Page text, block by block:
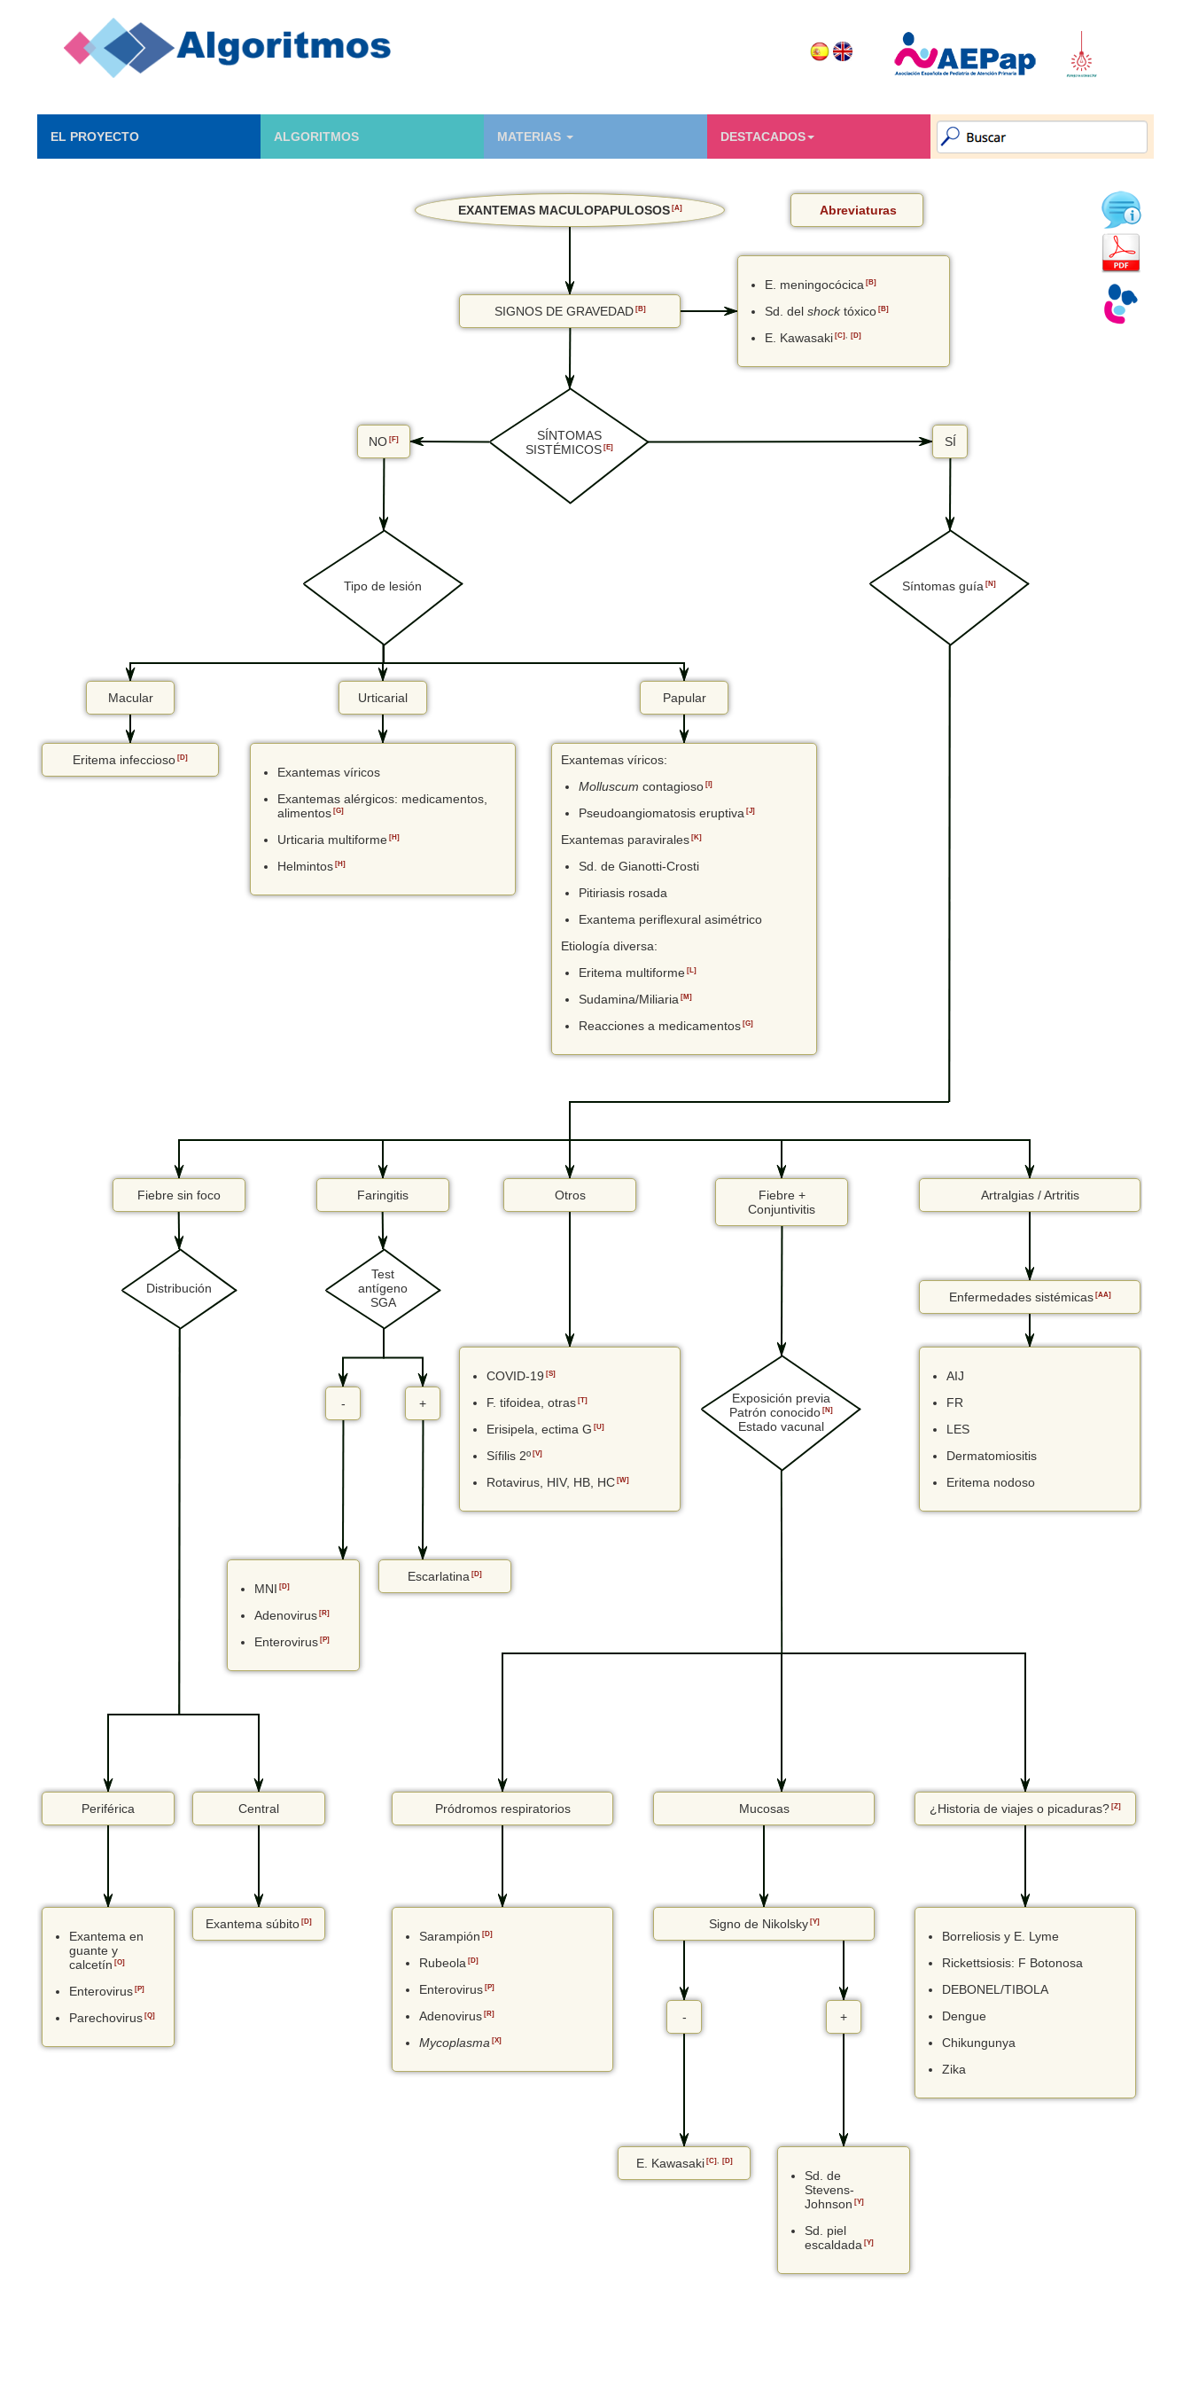
EL PROYECTO ALGORITMOS MATERIAS DESTACADOS
EXANTEMAS MACULOPAPULOSOS [A] Abreviaturas
SIGNOS DE GRAVEDAD [B]
E. meningocócica [B]
Sd. del shocktóxico [B]
E. Kawasaki [C], [D]
NO [F]
SÍNTOMAS
SISTÉMICOS [E] SÍ
Tipo de lesión Síntomas guía [N]
Macular Urticarial Papular
Eritema infeccioso [D]
Exantemas víricos
Exantemas alérgicos: medicamentos,
alimentos [G]
Urticaria multiforme [H]
Helmintos [H]
Exantemas víricos:
Molluscum contagioso [I]
Pseudoangiomatosis eruptiva [J]
Exantemas paravirales [K]
Sd. de Gianotti-Crosti
Pitiriasis rosada
Exantema periflexural asimétrico
Etiología diversa:
Eritema multiforme [L]
Sudamina/Miliaria [M]
Reacciones a medicamentos [G]
Fiebre sin foco Faringitis Otros
Fiebre +
Conjuntivitis
Artralgias / Artritis
Distribución
Test
antígeno
SGA
Enfermedades sistémicas [AA]
- +
COVID-19 [S]
F. tifoidea, otras [T]
Erisipela, ectima G [U]
Sífilis 2º [V]
Rotavirus, HIV, HB, HC [W]
Exposición previa
Patrón conocido [N]
Estado vacunal
AIJ
FR
LES
Dermatomiositis
Eritema nodoso
MNI [D]
Adenovirus [R]
Enterovirus [P]
Escarlatina [D]
Periférica Central Pródromos respiratorios Mucosas ¿Historia de viajes o picaduras? [Z]
Exantema en
guante y
calcetín [O]
Enterovirus [P]
Parechovirus [Q]
Exantema súbito [D]
Sarampión [D]
Rubeola [D]
Enterovirus [P]
Adenovirus [R]
Mycoplasma [X]
Signo de Nikolsky [Y]
- +
Borreliosis y E. Lyme
Rickettsiosis: F Botonosa
DEBONEL/TIBOLA
Dengue
Chikungunya
Zika
E. Kawasaki [C], [D]
Sd. de
Stevens-
Johnson [Y]
Sd. piel
escaldada [Y]